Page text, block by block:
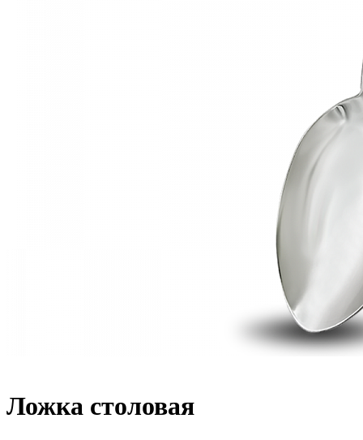
Ложка столовая